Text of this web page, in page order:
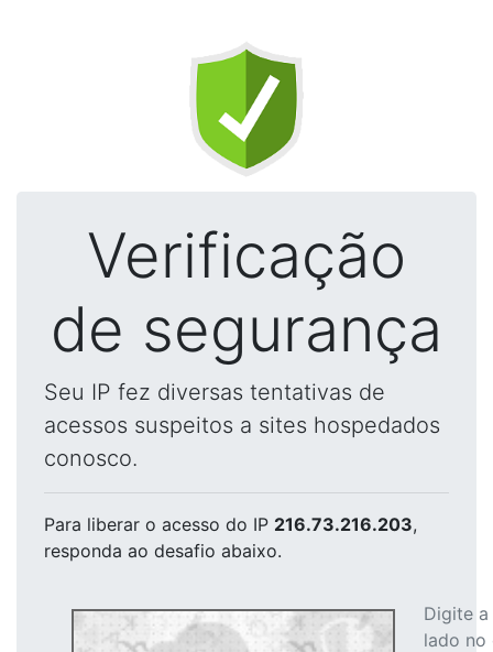
Verificação
de segurança
Seu IP fez diversas tentativas de
acessos suspeitos a sites hospedados
conosco.
Para liberar o acesso do IP 216.73.216.203,
responda ao desafio abaixo.
Digite
lado no